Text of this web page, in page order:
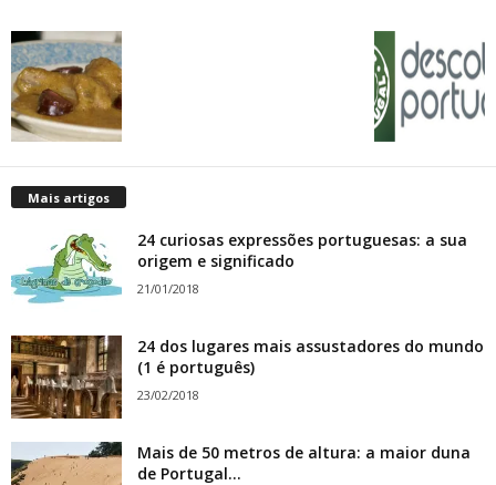
Mais artigos
24 curiosas expressões portuguesas: a sua
origem e significado
21/01/2018
24 dos lugares mais assustadores do mundo
(1 é português)
23/02/2018
Mais de 50 metros de altura: a maior duna
de Portugal...